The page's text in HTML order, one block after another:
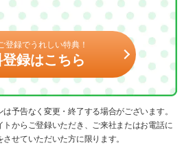
登録でうれしい特典！
録はこちら
予告なく変更・終了する場合がございます。
からご登録いただき、ご来社またはお電話に
せていただいた方に限ります。